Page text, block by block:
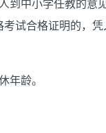
到中小学任教的意
试合格证明的，
年龄。